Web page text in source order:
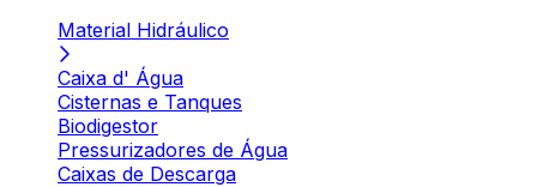
Material Hidráulico
Caixa d' Água
Cisternas e Tanques
Biodigestor
Pressurizadores de Água
Caixas de Descarga